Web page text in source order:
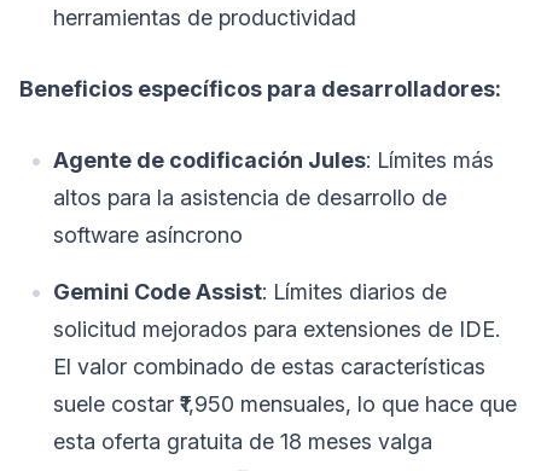
herramientas de productividad
Beneficios específicos para desarrolladores:
Agente de codificación Jules: Límites más
altos para la asistencia de desarrollo de
software asíncrono
Gemini Code Assist: Límites diarios de
solicitud mejorados para extensiones de IDE.
El valor combinado de estas características
suele costar ₹1,950 mensuales, lo que hace que
esta oferta gratuita de 18 meses valga